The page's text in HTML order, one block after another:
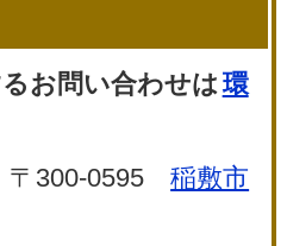
お問い合わせは環
300-0595稲敷市